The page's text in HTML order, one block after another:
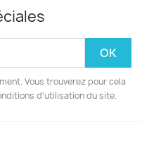
Vous trouverez pour cela
d'utilisation du site.